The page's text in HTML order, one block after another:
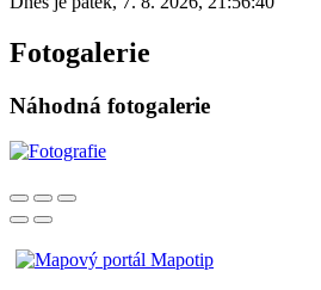
Fotogalerie
Náhodná fotogalerie